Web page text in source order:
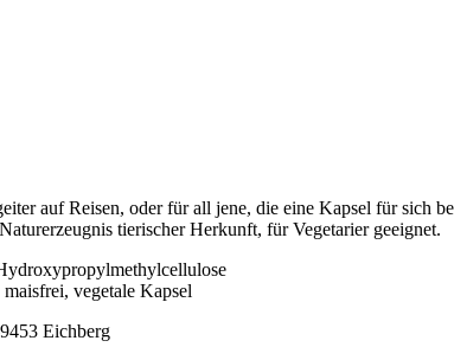
auf Reisen, oder für all jene, die eine Kapsel für sich
tierischer Herkunft, für Vegetarier geeignet.
vegetale Kapsel
Eichberg